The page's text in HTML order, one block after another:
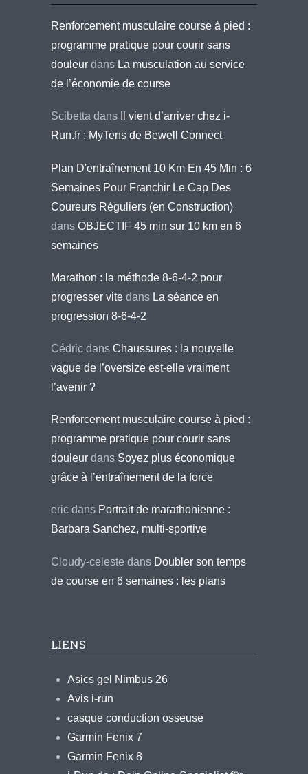
Renforcement musculaire course à pied :
programme pratique pour courir sans
douleur dans La musculation au service
de l’économie de course
Scibetta dans
Il vient d’arriver chez i-
Run.fr : MyTens de Bewell Connect
Plan D'entraînement 10 Km En 45 Min : 6
Semaines Pour Franchir Le Cap Des
Coureurs Réguliers (en Construction)
dans OBJECTIF 45 min sur 10 km en 6
semaines
Marathon : la méthode 8-6-4-2 pour
progresser vite dans La séance en
progression 8-6-4-2
Cédric dans Chaussures : la nouvelle
vague de l’oversize est-elle vraiment
l’avenir ?
Renforcement musculaire course à pied :
programme pratique pour courir sans
douleur dans Soyez plus économique
grâce à l’entraînement de la force
eric dans Portrait de marathonienne :
Barbara Sanchez, multi-sportive
Cloudy-celeste dans Doubler son temps
de course en 6 semaines : les plans
LIENS
Asics gel Nimbus 26
Avis i-run
casque conduction osseuse
Garmin Fenix 7
Garmin Fenix 8